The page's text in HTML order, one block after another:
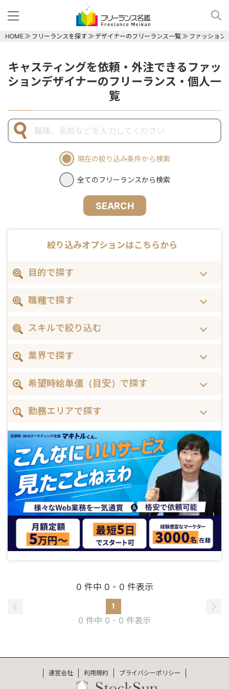
HOME フリーランスを探す デザイナーのフリーランス一覧 ファッション
キャスティングを依頼・外注できるファッ
ションデザイナーのフリーランス・個人一
覧
現在の絞り込み条件から検索
全てのフリーランスから検索
SEARCH
絞り込みオプションはこちらから
目的で探す
職種で探す
スキルで絞り込む
業界で探す
希望時給単価（目安）で探す
勤務エリアで探す
0 件中 0 - 0 件表示
1
0 件中 0 - 0 件表示
運営会社 利用規約 プライバシーポリシー